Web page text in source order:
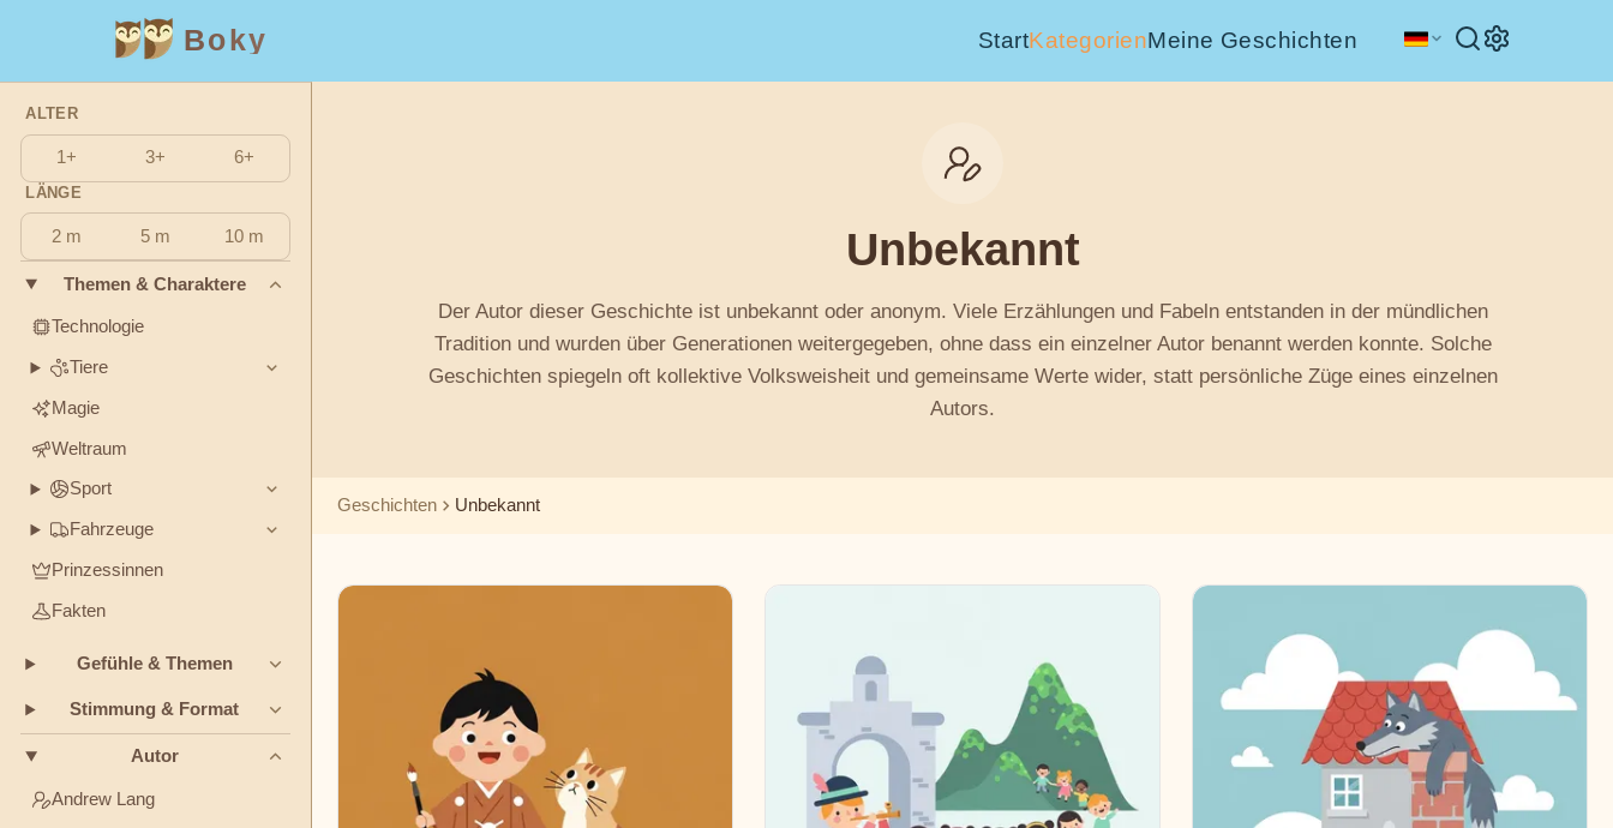
Boky StartKategorienMeine Geschichten
ALTER
1+ 3+ 6+
LÄNGE
2 m 5 m 10 m
Themen & Charaktere
Technologie
Tiere
Magie
Weltraum
Sport
Fahrzeuge
Prinzessinnen
Fakten
Gefühle & Themen
Stimmung & Format
Autor
Andrew Lang
Fahrzeuge
THEMEN
Geschichten
Unbekannt
Der Autor dieser Geschichte ist unbekannt oder anonym. Viele Erzählungen und Fabeln entstanden in der mündlichen
Tradition und wurden über Generationen weitergegeben, ohne dass ein einzelner Autor benannt werden konnte. Solche
Geschichten spiegeln oft kollektive Volksweisheit und gemeinsame Werte wider, statt persönliche Züge eines einzelnen
Autors.
Geschichten Unbekannt